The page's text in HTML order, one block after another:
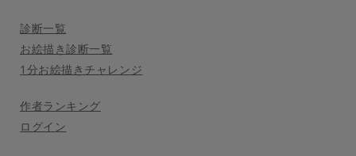
診断一覧
お絵描き診断一覧
1分お絵描きチャレンジ
作者ランキング
ログイン